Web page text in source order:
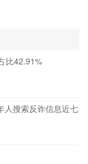
比42.91%
人搜索反诈信息近七